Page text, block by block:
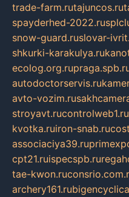
trade-farm.rutajuncos.ru
spayderhed-2022.ru
snow-guard.ruslovar-
shkurki-karakulya.ru
ecolog.org.ru
autodoctorservis.ru
avto-vozim.ru
stroyavt.rucontrolweb1.ru
kvotka.ruiron-snab.ru
associaciya39.ru
cpt21.ruispecspb.ru
tae-kwon.ru
archery161.ru